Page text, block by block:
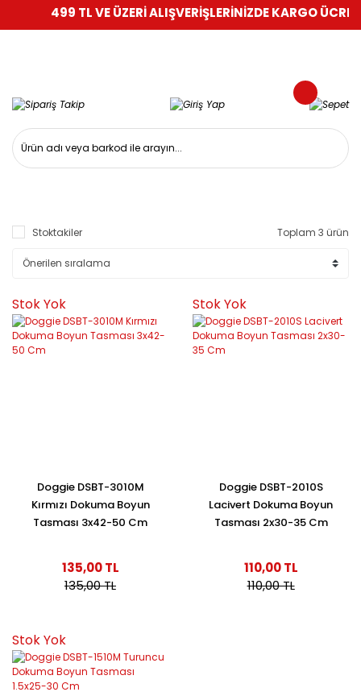
499 TL VE ÜZERİ ALIŞVERİŞLERİNİZDE KARGO
Stoktakiler Toplam 3 ürün
Stok Yok
Doggie DSBT-3010M
Kırmızı Dokuma Boyun
Tasması 3x42-50 Cm
135,00 TL
135,00 TL
Stok Yok
Doggie DSBT-2010S
Lacivert Dokuma Boyun
Tasması 2x30-35 Cm
110,00 TL
110,00 TL
Stok Yok